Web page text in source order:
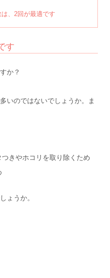
は、2回が最適です
す
か？
いのではないでしょうか。ま
きやホコリを取り除くため
ょうか。